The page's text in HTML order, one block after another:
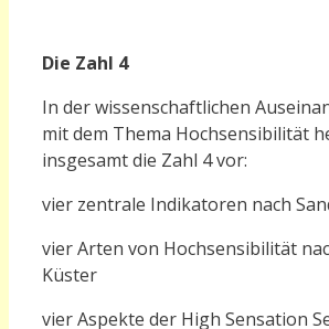
Die Zahl 4
In der wissenschaftlichen
mit dem Thema Hochsensibilität
insgesamt die Zahl 4 vor:
vier zentrale Indikatoren nach
vier Arten von Hochsensibilität
Küster
vier Aspekte der High Sensation